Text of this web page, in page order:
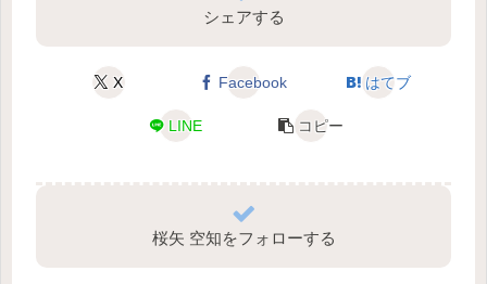
シェアする
X Facebook はてブ
LINE コピー
桜矢 空知をフォローする